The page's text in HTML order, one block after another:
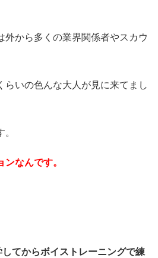
外から多くの業界関係者やスカウ
らいの色んな大人が見に来てまし
なんです。
てからボイストレーニングで練